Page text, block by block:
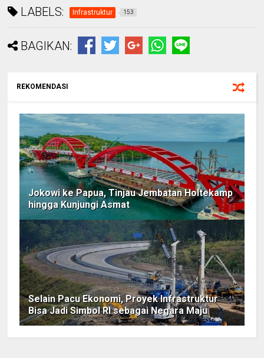
LABELS: Infrastruktur 153
BAGIKAN:
REKOMENDASI
Jokowi ke Papua, Tinjau Jembatan Holtekamp
hingga Kunjungi Asmat
Selain Pacu Ekonomi, Proyek Infrastruktur
Bisa Jadi Simbol RI sebagai Negara Maju